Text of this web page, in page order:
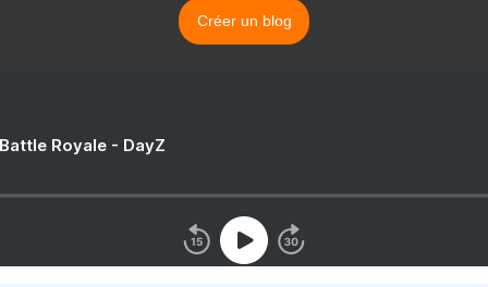
Créer un blog
Royale - DayZ